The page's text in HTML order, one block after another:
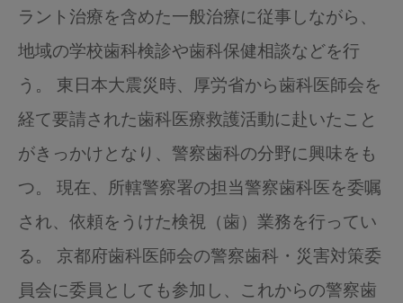
ラント治療を含めた一般治療に従事しながら、
地域の学校歯科検診や歯科保健相談などを行
う。 東日本大震災時、厚労省から歯科医師会を
経て要請された歯科医療救護活動に赴いたこと
がきっかけとなり、警察歯科の分野に興味をも
つ。 現在、所轄警察署の担当警察歯科医を委嘱
され、依頼をうけた検視（歯）業務を行ってい
る。 京都府歯科医師会の警察歯科・災害対策委
員会に委員としても参加し、これからの警察歯